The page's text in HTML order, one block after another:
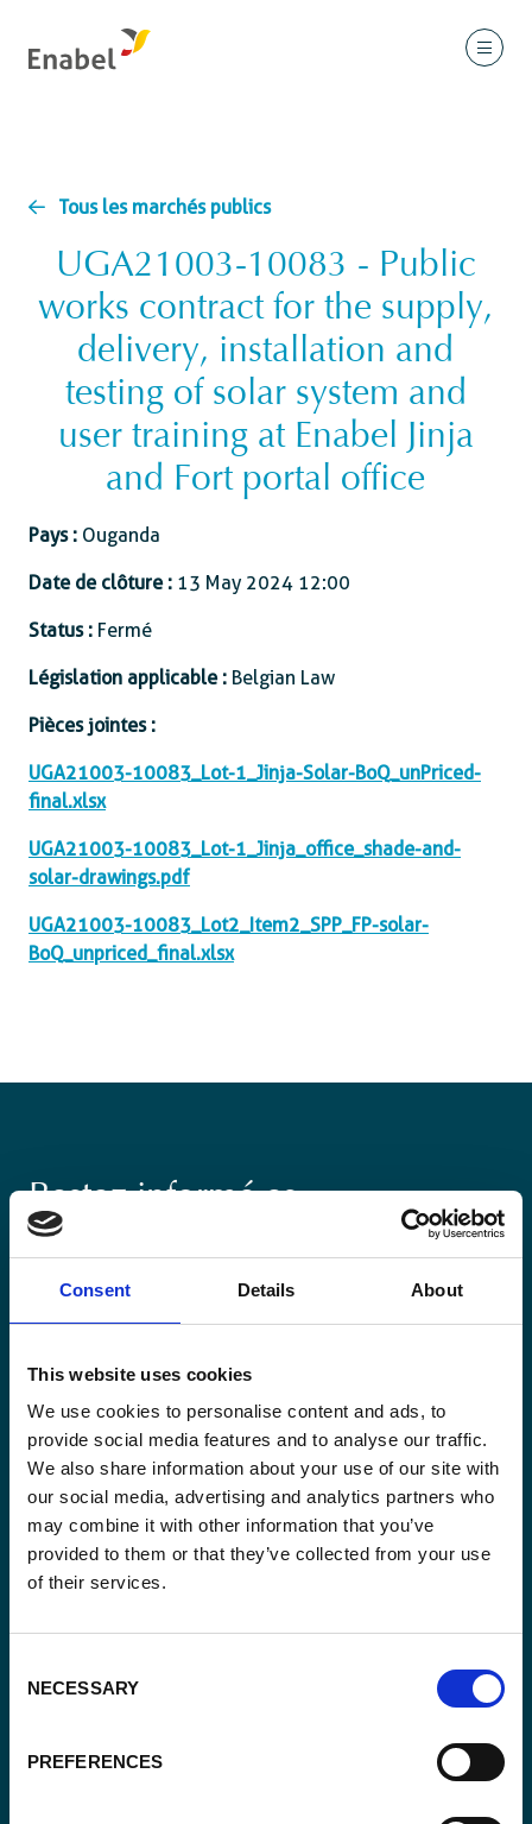
Consent Details About
This website uses cookies
We use cookies to personalise content and ads, to
provide social media features and to analyse our traffic.
We also share information about your use of our site with
our social media, advertising and analytics partners who
may combine it with other information that you’ve
provided to them or that they’ve collected from your use
of their services.
Selection
NECESSARY
PREFERENCES
Tous les marchés publics
UGA21003-10083 - Public
works contract for the supply,
delivery, installation and
testing of solar system and
user training at Enabel Jinja
and Fort portal office
Pays : Ouganda
Date de clôture : 13 May 2024 12:00
Status : Fermé
Législation applicable : Belgian Law
Pièces jointes :
UGA21003-10083_Lot-1_Jinja-Solar-BoQ_unPriced-
final.xlsx
UGA21003-10083_Lot-1_Jinja_office_shade-and-
solar-drawings.pdf
UGA21003-10083_Lot2_Item2_SPP_FP-solar-
BoQ_unpriced_final.xlsx
Restez informé·es
Suivez nos actions ainsi que les dernières tendances en
matière de coopération au développement.
Email
*
Consent
*
CAPTCHA